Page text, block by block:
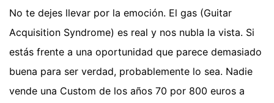
No te dejes llevar por la emoción. El gas (Guitar
Acquisition Syndrome) es real y nos nubla la vista. Si
estás frente a una oportunidad que parece demasiado
buena para ser verdad, probablemente lo sea. Nadie
vende una Custom de los años 70 por 800 euros a